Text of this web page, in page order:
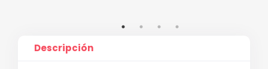
Descripción